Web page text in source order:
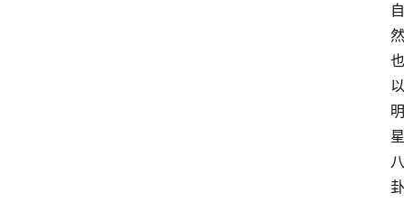
自
然
也
以
明
星
八
卦